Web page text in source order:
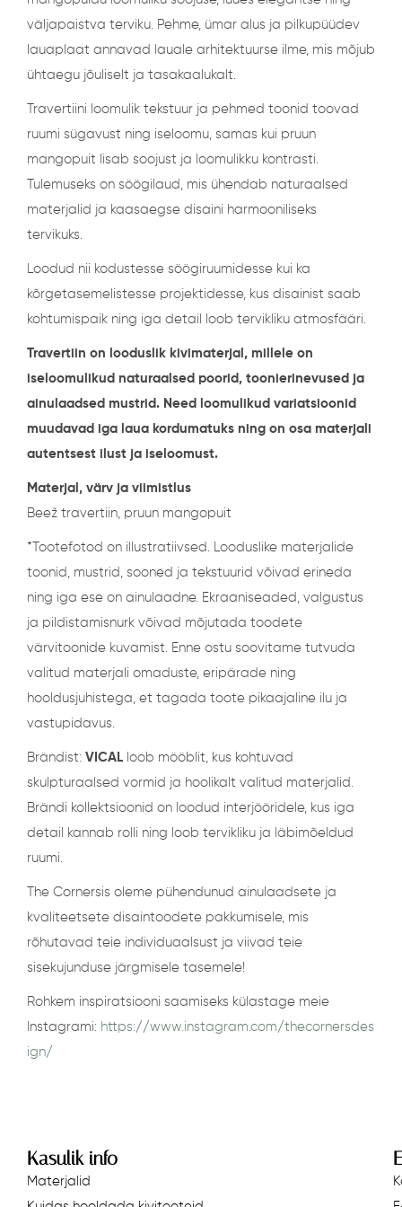
väljapaistva terviku. Pehme, ümar alus ja pilkupüüdev
lauaplaat annavad lauale arhitektuurse ilme, mis mõjub
ühtaegu jõuliselt ja tasakaalukalt.
Travertiini loomulik tekstuur ja pehmed toonid toovad
ruumi sügavust ning iseloomu, samas kui pruun
mangopuit lisab soojust ja loomulikku kontrasti.
Tulemuseks on söögilaud, mis ühendab naturaalsed
materjalid ja kaasaegse disaini harmooniliseks
tervikuks.
Loodud nii kodustesse söögiruumidesse kui ka
kõrgetasemelistesse projektidesse, kus disainist saab
kohtumispaik ning iga detail loob tervikliku atmosfääri.
Travertiin on looduslik kivimaterjal, millele on
iseloomulikud naturaalsed poorid, toonierinevused ja
ainulaadsed mustrid. Need loomulikud variatsioonid
muudavad iga laua kordumatuks ning on osa materjali
autentsest ilust ja iseloomust.
Materjal, värv ja viimistlus
Beež travertiin, pruun mangopuit
*Tootefotod on illustratiivsed. Looduslike materjalide
toonid, mustrid, sooned ja tekstuurid võivad erineda
ning iga ese on ainulaadne. Ekraaniseaded, valgustus
ja pildistamisnurk võivad mõjutada toodete
värvitoonide kuvamist. Enne ostu soovitame tutvuda
valitud materjali omaduste, eripärade ning
hooldusjuhistega, et tagada toote pikaajaline ilu ja
vastupidavus.
Brändist: VICAL loob mööblit, kus kohtuvad
skulpturaalsed vormid ja hoolikalt valitud materjalid.
Brändi kollektsioonid on loodud interjööridele, kus iga
detail kannab rolli ning loob tervikliku ja läbimõeldud
ruumi.
The Cornersis oleme pühendunud ainulaadsete ja
kvaliteetsete disaintoodete pakkumisele, mis
rõhutavad teie individuaalsust ja viivad teie
sisekujunduse järgmisele tasemele!
Rohkem inspiratsiooni saamiseks külastage meie
Instagrami: https://www.instagram.com/thecornersdes
ign/
Kasulik info
Materjalid